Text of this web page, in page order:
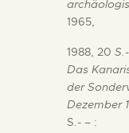
1965,
1988, 20
Das
der
Dezember
S.- – :